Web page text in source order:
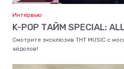
Интервью
K-POP ТАЙМ SPECIAL:
Смотрите эксклюзив ТНТ MUSIC с
айдолов!